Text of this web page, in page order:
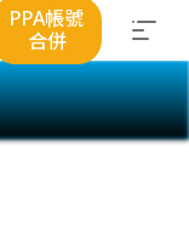
PPA帳號
合併